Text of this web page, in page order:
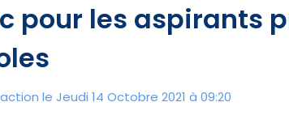
pour les aspirants
le Jeudi 14 Octobre 2021 à 09:20